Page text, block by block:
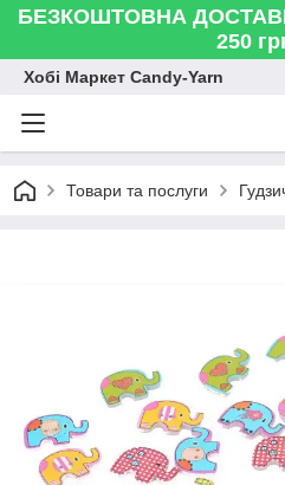
БЕЗКОШТОВНА
250
Хобі Маркет Candy-Yarn
Товари та послуги